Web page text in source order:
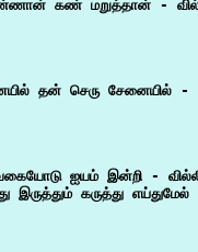
கண் மறுத்தான் -
தன் செரு சேனையில் -
ஐயம் இன்றி -
இருத்தும் கருத்து எய்துமேல்